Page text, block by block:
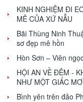
KINH NGHIỆM ĐI
MÊ CỦA XỨ NẪU
Bãi Thùng Ninh
sơ đẹp mê hồn
Hòn Sơn – Viên
HỘI AN VỀ ĐÊM -
NHƯ MỘT GIẤC MƠ
Bình yên trên đảo